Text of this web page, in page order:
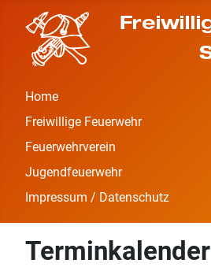
Home
Freiwillige Feuerwehr
Feuerwehrverein
Jugendfeuerwehr
Impressum / Datenschutz
Terminkalender